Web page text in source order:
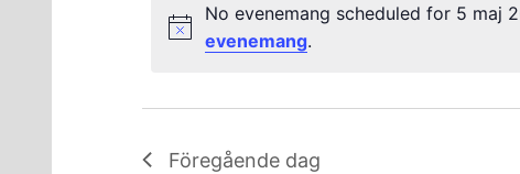
2025No evenemang scheduled for 5 maj
evenemang.
Föregående dag